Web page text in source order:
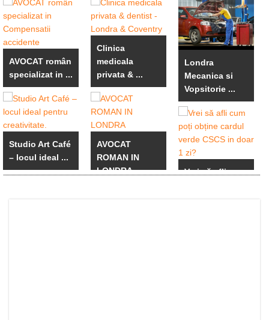
AVOCAT român
specializat in ...
Studio Art Café
– locul ideal ...
Clinica
medicala
privata & ...
AVOCAT
ROMAN IN
LONDRA
Londra
Mecanica si
Vopsitorie ...
Vrei să afli cum